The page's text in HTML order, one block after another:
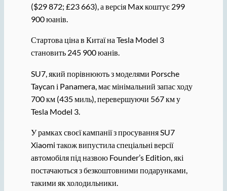
($29 872; £23 663), а версія Max коштує 299
900 юанів.
Стартова ціна в Китаї на Tesla Model 3
становить 245 900 юанів.
SU7, який порівнюють з моделями Porsche
Taycan і Panamera, має мінімальний запас ходу
700 км (435 миль), перевершуючи 567 км у
Tesla Model 3.
У рамках своєї кампанії з просування SU7
Xiaomi також випустила спеціальні версії
автомобіля під назвою Founder’s Edition, які
постачаються з безкоштовними подарунками,
такими як холодильники.